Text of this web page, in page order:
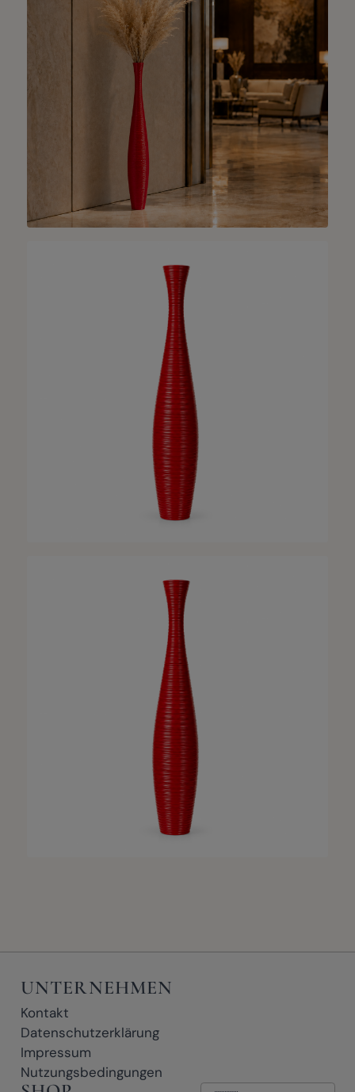
UNTERNEHMEN
Kontakt
Datenschutzerklärung
Impressum
Nutzungsbedingungen